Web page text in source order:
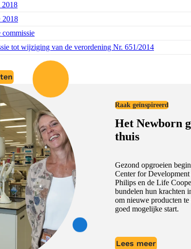
2018
2018
tot wijziging van de verordening Nr. 651/2014
Het Newborn
thuis
Raak geïnspireerd
Gezond opgroeien
Center for
Philips en de Life
bundelen hun krachten
om nieuwe producten
goed mogelijke start.
Lees meer